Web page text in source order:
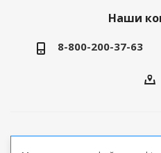
Наши
8-800-200-37-63